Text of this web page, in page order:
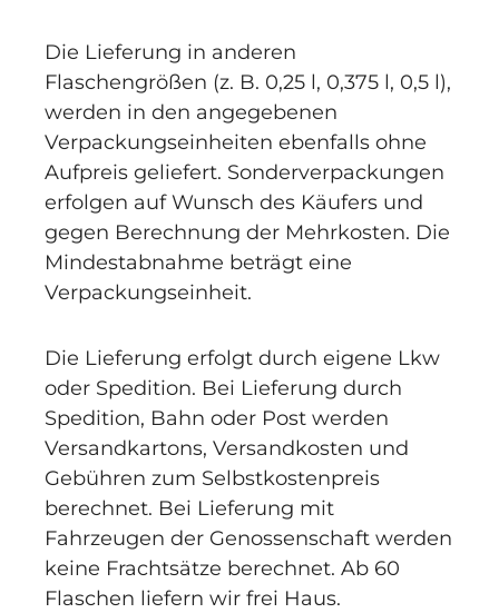
Die Lieferung in anderen
Flaschengrößen (z. B. 0,25 l, 0,375 l, 0,5 l),
werden in den angegebenen
Verpackungseinheiten ebenfalls ohne
Aufpreis geliefert. Sonderverpackungen
erfolgen auf Wunsch des Käufers und
gegen Berechnung der Mehrkosten. Die
Mindestabnahme beträgt eine
Verpackungseinheit.
Die Lieferung erfolgt durch eigene Lkw
oder Spedition. Bei Lieferung durch
Spedition, Bahn oder Post werden
Versandkartons, Versandkosten und
Gebühren zum Selbstkostenpreis
berechnet. Bei Lieferung mit
Fahrzeugen der Genossenschaft werden
keine Frachtsätze berechnet. Ab 60
Flaschen liefern wir frei Haus.